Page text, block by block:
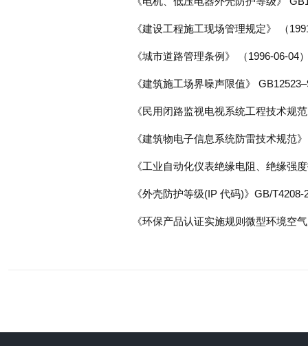
《建设工程施工现场管理规定》 （
《城市道路管理条例》 （1996-06-04
《建筑施工场界噪声限值》
《民用闭路监视电视系统工程技术规
《建筑物电子信息系统防雷技术规范
《工业自动化仪表绝缘电阻、绝缘强
《外壳防护等级(IP 代码)》GB/T4208-
《环保产品认证实施规则微型环境空